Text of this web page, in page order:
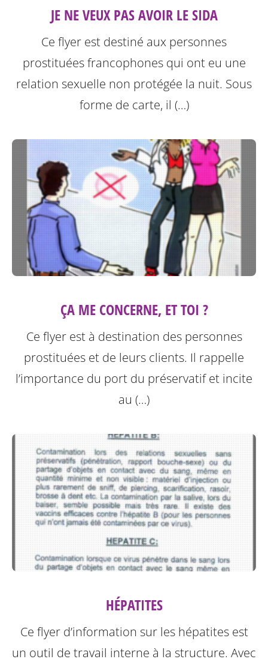
JE NE VEUX PAS AVOIR LE SIDA
Ce flyer est destiné aux personnes
prostituées francophones qui ont eu une
relation sexuelle non protégée la nuit. Sous
forme de carte, il (…)
ÇA ME CONCERNE, ET TOI ?
Ce flyer est à destination des personnes
prostituées et de leurs clients. Il rappelle
l’importance du port du préservatif et incite
au (…)
HÉPATITES
Ce flyer d’information sur les hépatites est
un outil de travail interne à la structure. Avec